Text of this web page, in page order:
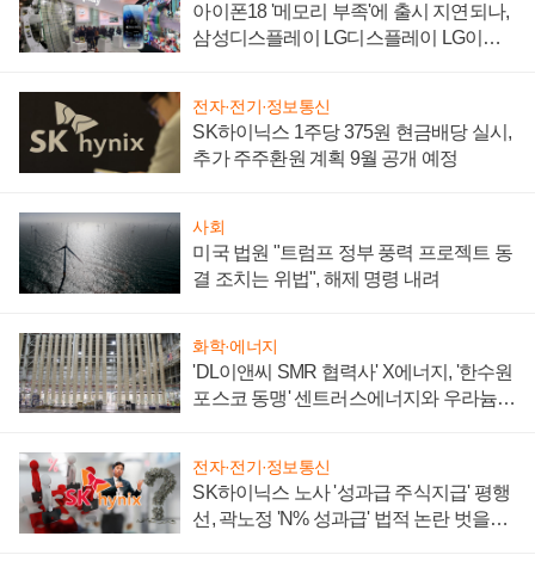
아이폰18 '메모리 부족'에 출시 지연되나,
삼성디스플레이 LG디스플레이 LG이노
전자·전기·정보통신
SK하이닉스 1주당 375원 현금배당 실시,
추가 주주환원 계획 9월 공개 예정
사회
미국 법원 "트럼프 정부 풍력 프로젝트 동
결 조치는 위법", 해제 명령 내려
화학·에너지
'DL이앤씨 SMR 협력사' X에너지, '한수원
포스코 동맹' 센트러스에너지와 우라늄
전자·전기·정보통신
SK하이닉스 노사 '성과급 주식지급' 평행
선, 곽노정 'N% 성과급' 법적 논란 벗을지